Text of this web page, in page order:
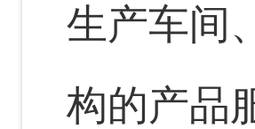
生产车间
构的产品